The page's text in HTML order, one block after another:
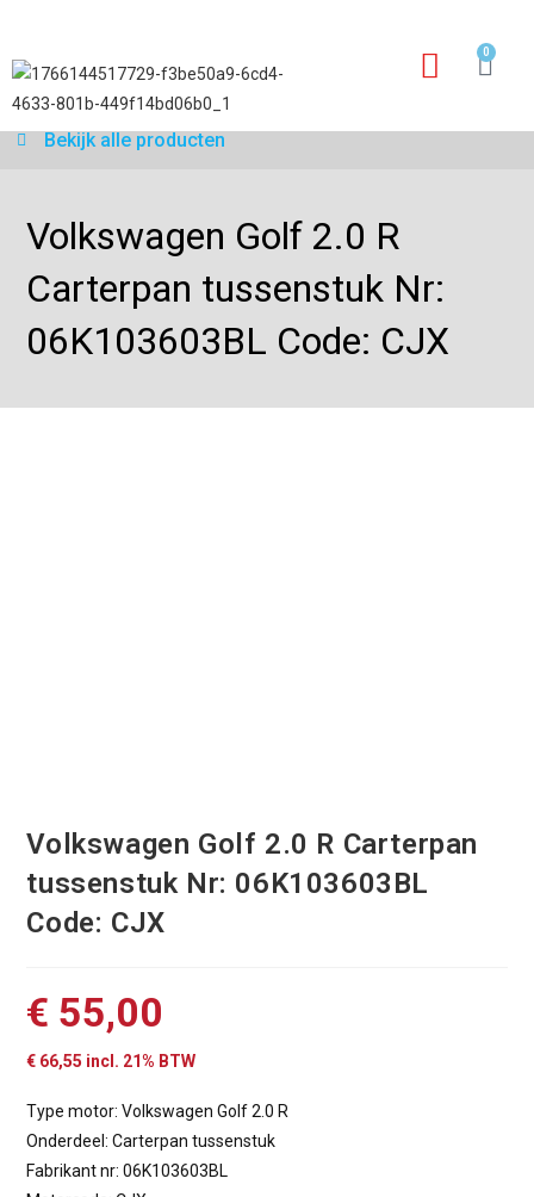
0
Bekijk alle producten
Volkswagen Golf 2.0 R
Carterpan tussenstuk Nr:
06K103603BL Code: CJX
Volkswagen Golf 2.0 R Carterpan
tussenstuk Nr: 06K103603BL
Code: CJX
€ 55,00
€ 66,55 incl. 21% BTW
Type motor: Volkswagen Golf 2.0 R
Onderdeel: Carterpan tussenstuk
Fabrikant nr: 06K103603BL